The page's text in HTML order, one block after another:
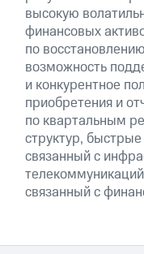
высокую
финансовых
по
возможность
и конкурентное
приобретения и
по квартальным
структур,
связанный с
связанный с